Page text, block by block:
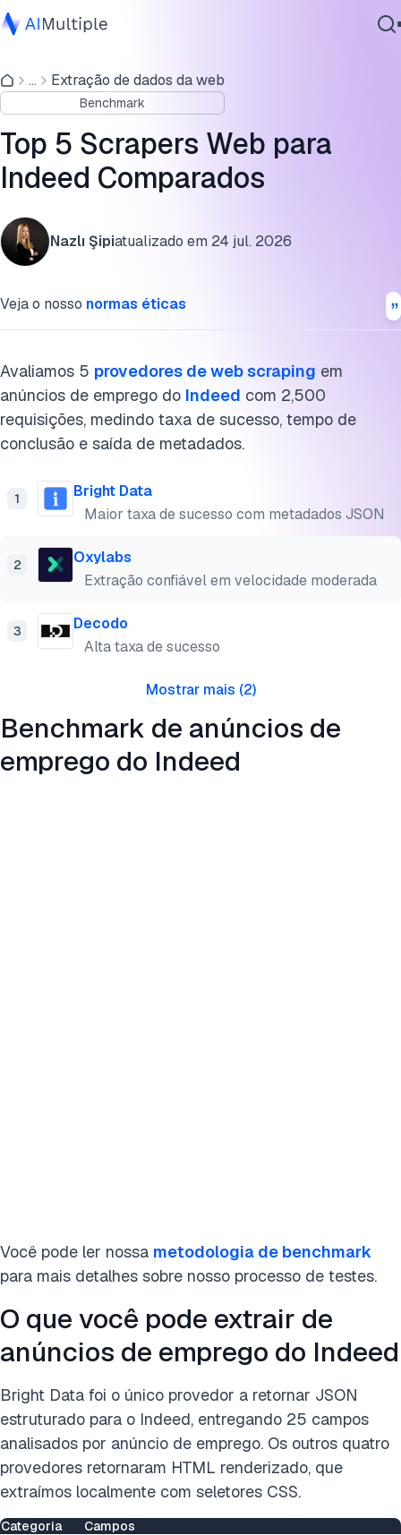
IA Agêntica
Segurança cibernética
Dados
Software Empresarial
Serviços
... Extração de dados da web
Benchmark
Top 5 Scrapers Web para
Indeed Comparados
Nazlı Şipiatualizado em 24 jul. 2026
Veja o nosso normas éticas
Avaliamos 5 provedores de web scraping em
anúncios de emprego do Indeed com 2,500
requisições, medindo taxa de sucesso, tempo de
conclusão e saída de metadados.
1
Bright Data
Maior taxa de sucesso com metadados JSON
2
Oxylabs
Extração confiável em velocidade moderada
3
Decodo
Alta taxa de sucesso
Mostrar mais (2)
Benchmark de anúncios de
emprego do Indeed
Você pode ler nossa metodologia de benchmark
para mais detalhes sobre nosso processo de testes.
O que você pode extrair de
anúncios de emprego do Indeed
Bright Data foi o único provedor a retornar JSON
estruturado para o Indeed, entregando 25 campos
analisados por anúncio de emprego. Os outros quatro
provedores retornaram HTML renderizado, que
extraímos localmente com seletores CSS.
Categoria Campos
O que você pode extrair de anúncios de emprego do Indeed
Scrapers do Indeed output & opções de teste gratuito
Indeed robots.txt e política de scraping
Indeed
Cite este benchmark